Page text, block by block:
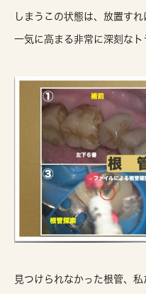
しまうこの状態は、放置すれ
一気に高まる非常に深刻なト
見つけられなかった根管、私